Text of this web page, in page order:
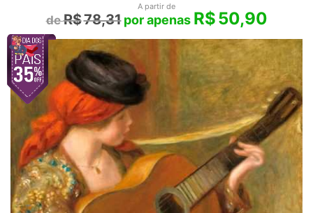
A partir de
R$78,31 R$50,90